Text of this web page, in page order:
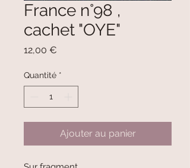
France n°98 ,
cachet "OYE"
12,00 €
Quantité *
Ajouter au panier